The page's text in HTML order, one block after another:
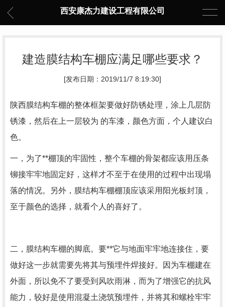
西安康杰力建设工程有限公司
建造膜结构车棚应满足哪些要求？
[发布日期：2019/11/7 8:19:30]
陕西膜结构车棚的整体框架要做好防锈处理，涂上几层防
锈漆，然后在上一层较为 的车漆，颜色方面，个人建议白
色。
一，为了**棚顶的牢固性，整个车棚的骨架都应该用压条
铆接牢牢地固定好，这样才不至于在使用的过程中出现塌
落的情况。另外，膜结构车棚棚顶应该采用阳光板封顶，
至于颜色的选择，就看个人的喜好了。
二，膜结构车棚的脚底。要**它与地面牢牢地连接住，要
做好这一步就需要先将其与预埋件焊接好。因为车棚建在
外面，所以免不了要受到风吹雨淋，而为了增强它的抗风
能力，较好是使用混凝土浇筑预埋件，并将其和螺栓牢牢